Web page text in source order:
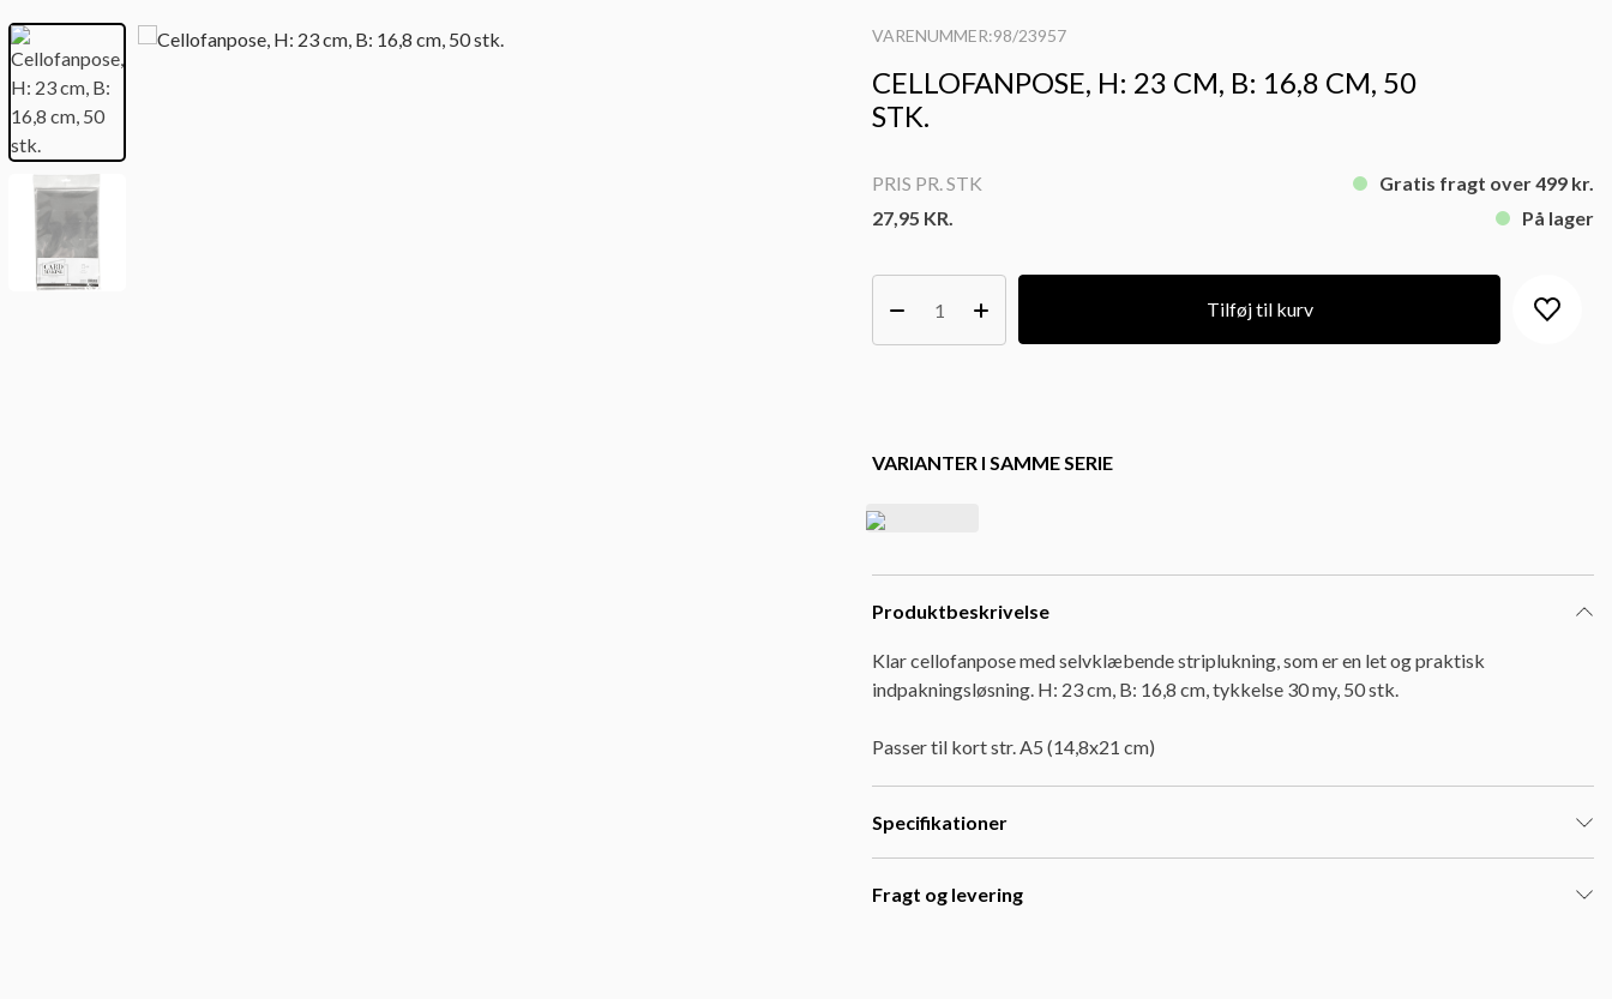
VARENUMMER:98/23957
CELLOFANPOSE, H: 23 CM, B: 16,8 CM, 50
STK.
PRIS PR. STK
27,95 KR.
Gratis fragt over 499 kr.
På lager
Tilføj til kurv
VARIANTER I SAMME SERIE
Produktbeskrivelse
Klar cellofanpose med selvklæbende striplukning, som er en let og praktisk
indpakningsløsning. H: 23 cm, B: 16,8 cm, tykkelse 30 my, 50 stk.
Passer til kort str. A5 (14,8x21 cm)
Specifikationer
Fragt og levering